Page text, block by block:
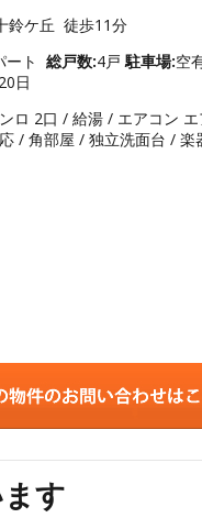
鈴ケ丘 徒歩11分
ート 総戸数:4戸 駐車場:空
日
ロ 2口 / 給湯 / エアコン
/ 角部屋 / 独立洗面台 /
す